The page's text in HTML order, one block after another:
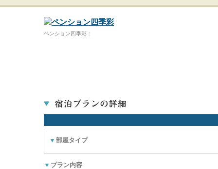
ペンション四季彩：
▼ 部屋タイプ
▼ プラン内容